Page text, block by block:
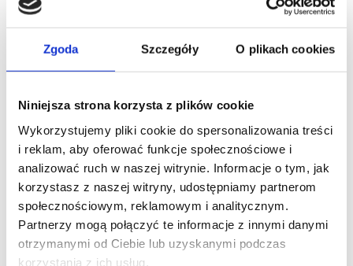
Zgoda Szczegóły O plikach cookies
Niniejsza strona korzysta z plików cookie
Wykorzystujemy pliki cookie do spersonalizowania treści
i reklam, aby oferować funkcje społecznościowe i
analizować ruch w naszej witrynie. Informacje o tym, jak
korzystasz z naszej witryny, udostępniamy partnerom
społecznościowym, reklamowym i analitycznym.
Partnerzy mogą połączyć te informacje z innymi danymi
otrzymanymi od Ciebie lub uzyskanymi podczas
korzystania z ich usług.
wewnętrznych procedur, może przystąpić do
działań na “spedycyjnym froncie”. Dzięki temu
posiadamy kompetentnie wyszkoloną kadrę,
Cechy dobrego spedytora
Nie wystarczy wiedzieć, jak zostać spedytorem
międzynarodowym. Trzeba posiadać także
pewne predyspozycje do wykonywania tego
zawodu. Na pierwszy plan wysuwają się
zdolności organizacyjne, umiejętność negocjacji,
łatwość w nawiązywaniu kontaktów, czy też